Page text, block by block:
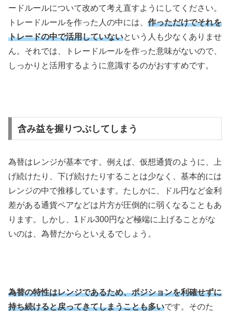
ードルールについて改めて考え直すようにしてください。
トレードルールを作った人の中には、 作っただけでそれを
トレードの中で活用していないという人も少なくありませ
ん。それでは、トレードルールを作った意味がないので、
しっかりと活用するように意識するのがおすすめです。
含み益を握りつぶしてしまう
為替はレンジが基本です。例えば、仮想通貨のように、上
げ続けたり、下げ続けたりすることは少なく、基本的には
レンジの中で推移しています。たしかに、ドル円など金利
差がある通貨ペアなどは片方が圧倒的に弱くなることもあ
ります。しかし、 1 ドル300円など極端に上げることがな
いのは、為替だからといえるでしょう。
為替の特性はレンジであるため、ポジションを利確せずに
持ち続けると戻ってきてしまうことも多いです。そのた